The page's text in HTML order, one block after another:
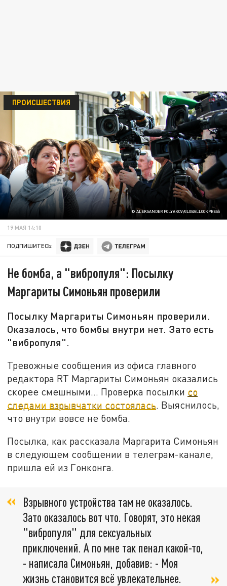
© ALEKSANDER POLYAKOV/GLOBALLOOKPRESS
ПРОИСШЕСТВИЯ
19 МАЯ 14:10
ПОДПИШИТЕСЬ:
Не бомба, а "вибропуля": Посылку
Маргариты Симоньян проверили
Посылку Маргариты Симоньян проверили.
Оказалось, что бомбы внутри нет. Зато есть
"вибропуля".
Тревожные сообщения из офиса главного
редактора RT Маргариты Симоньян оказались
скорее смешными... Проверка посылки со
следами взрывчатки состоялась. Выяснилось,
что внутри вовсе не бомба.
Посылка, как рассказала Маргарита Симоньян
в следующем сообщении в телеграм-канале,
пришла ей из Гонконга.
Взрывного устройства там не оказалось.
Зато оказалось вот что. Говорят, это некая
"вибропуля" для сексуальных
приключений. А по мне так пенал какой-то,
- написала Симоньян, добавив: - Моя
жизнь становится всё увлекательнее.